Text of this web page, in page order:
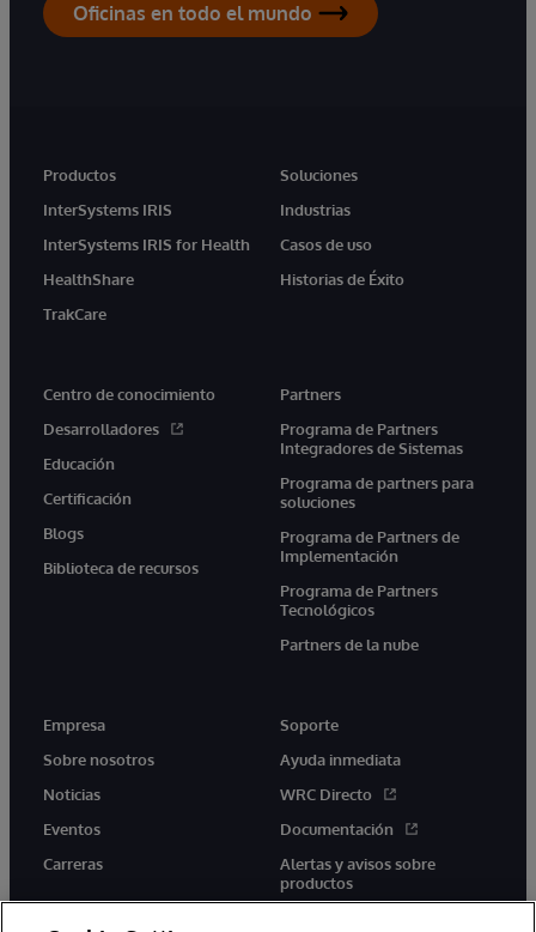
Oficinas en todo el mundo
Productos
InterSystems IRIS
InterSystems IRIS for Health
HealthShare
TrakCare
Soluciones
Industrias
Casos de uso
Historias de Éxito
Centro de conocimiento
Desarrolladores
Educación
Certificación
Blogs
Biblioteca de recursos
Partners
Programa de Partners
Integradores de Sistemas
Programa de partners para
soluciones
Programa de Partners de
Implementación
Programa de Partners
Tecnológicos
Partners de la nube
Empresa
Sobre nosotros
Noticias
Eventos
Carreras
Soporte
Ayuda inmediata
WRC Directo
Documentación
Alertas y avisos sobre
productos